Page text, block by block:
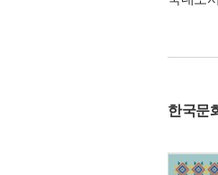
한국문